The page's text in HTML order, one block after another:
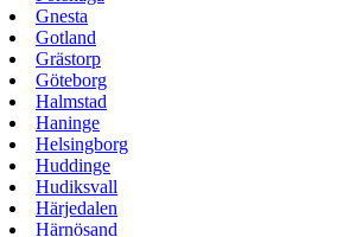
Gnesta
Gotland
Grästorp
Göteborg
Halmstad
Haninge
Helsingborg
Huddinge
Hudiksvall
Härjedalen
Härnösand